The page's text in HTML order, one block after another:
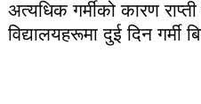
अत्यधिक गर्मीको कारण
विद्यालयहरूमा दुई दिन गर्मी